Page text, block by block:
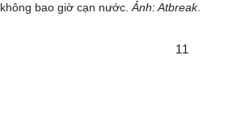
bao giờ cạn nước. Ảnh: Atbreak.